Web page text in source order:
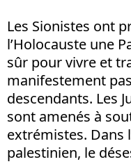
Les Sionistes ont
l’Holocauste une
sûr pour vivre et
manifestement
descendants. Les
sont amenés à
extrémistes. Dans
palestinien, le